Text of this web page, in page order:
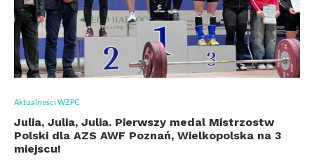
Aktualności WZPC
Julia, Julia, Julia. Pierwszy medal Mistrzostw
Polski dla AZS AWF Poznań, Wielkopolska na 3
miejscu!